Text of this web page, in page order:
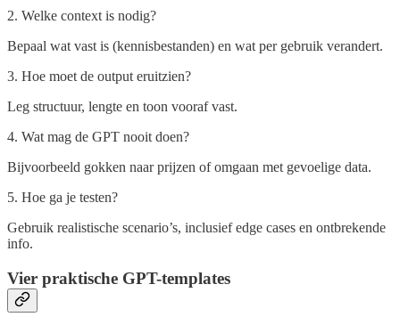
2. Welke context is nodig?
Bepaal wat vast is (kennisbestanden) en wat per gebruik verandert.
3. Hoe moet de output eruitzien?
Leg structuur, lengte en toon vooraf vast.
4. Wat mag de GPT nooit doen?
Bijvoorbeeld gokken naar prijzen of omgaan met gevoelige data.
5. Hoe ga je testen?
Gebruik realistische scenario’s, inclusief edge cases en ontbrekende
info.
Vier praktische GPT-templates